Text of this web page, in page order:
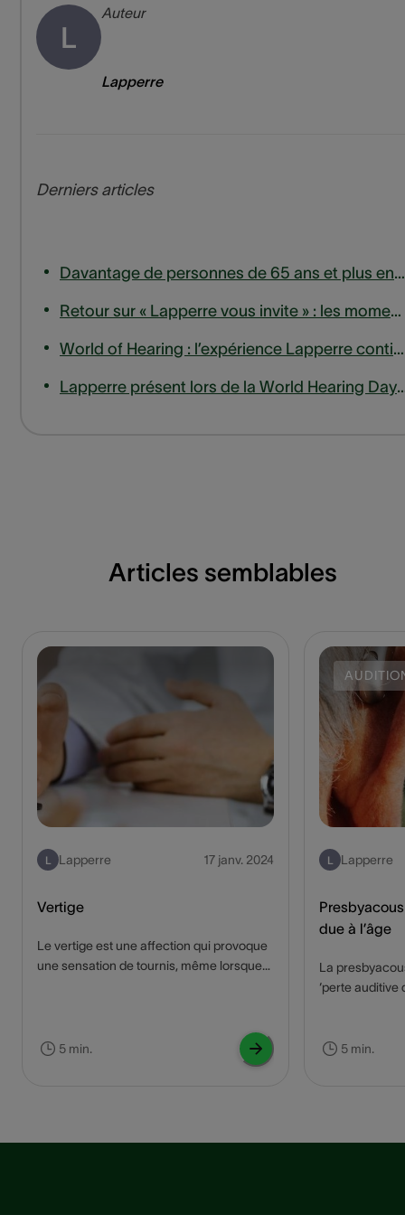
L
Auteur
Lapperre
Derniers articles
Davantage de personnes de 65 ans et plus entrent en ligne de compte pour un remboursement des appareils auditifs
Retour sur « Lapperre vous invite » : les moments forts de notre session d'experts sur les acouphènes
World of Hearing : l’expérience Lapperre continue de s’étendre, jusqu’en Wallonie.
Lapperre présent lors de la World
Articles semblables
L Lapperre 17 janv. 2024
Vertige
Le vertige est une affection qui provoque
une sensation de tournis, même lorsque
le vertige, et comment un appareil auditif
peut-il aider à soulager les symptômes ?
5 min.
L Lapperre
due à l’âge
La
‘perte auditive
de vie et
5 min.